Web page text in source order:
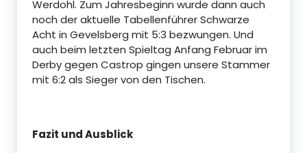
Werdohl. Zum Jahresbeginn wurde dann auch
noch der aktuelle Tabellenführer Schwarze
Acht in Gevelsberg mit 5:3 bezwungen. Und
auch beim letzten Spieltag Anfang Februar im
Derby gegen Castrop gingen unsere Stammer
mit 6:2 als Sieger von den Tischen.
Fazit und Ausblick